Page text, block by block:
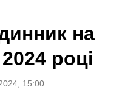
на
році
15:00